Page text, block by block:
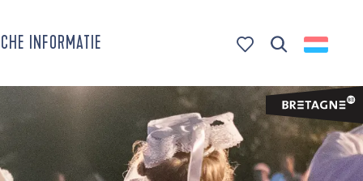
INFORMATIE